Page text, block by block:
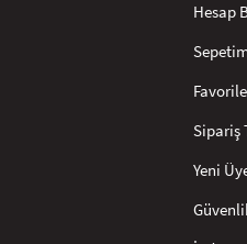
Hesap
Sipariş
Yeni